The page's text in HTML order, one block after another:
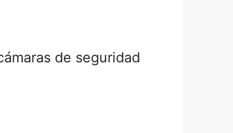
de seguridad